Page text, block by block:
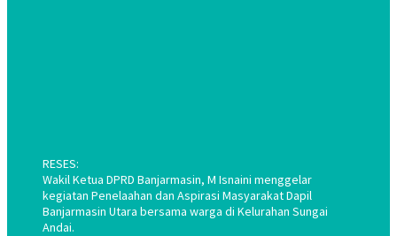
RESES:
Wakil Ketua DPRD Banjarmasin, M Isnaini menggelar
kegiatan Penelaahan dan Aspirasi Masyarakat Dapil
Banjarmasin Utara bersama warga di Kelurahan Sungai
Andai.